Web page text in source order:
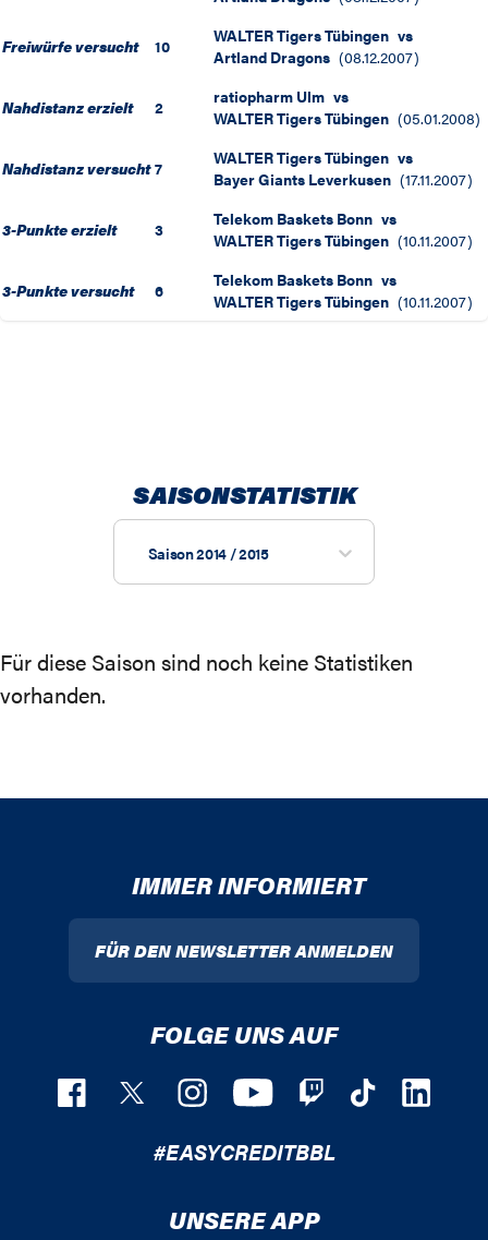
Freiwürfe versucht 10 WALTER Tigers Tübingen vs
Artland Dragons (08.12.2007)
Nahdistanz erzielt 2 ratiopharm Ulm vs
WALTER Tigers Tübingen (05.01.2008)
Nahdistanz versucht 7 WALTER Tigers Tübingen vs
Bayer Giants Leverkusen (17.11.2007)
3-Punkte erzielt 3 Telekom Baskets Bonn vs
WALTER Tigers Tübingen (10.11.2007)
3-Punkte versucht 6 Telekom Baskets Bonn vs
WALTER Tigers Tübingen (10.11.2007)
SAISONSTATISTIK
Saison 2014 / 2015
Für diese Saison sind noch keine Statistiken
vorhanden.
IMMER INFORMIERT
FÜR DEN NEWSLETTER ANMELDEN
FOLGE UNS AUF
#EASYCREDITBBL
UNSERE APP